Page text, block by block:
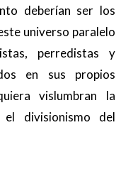
deberían ser los
universo paralelo
perredistas y
en sus propios
vislumbran la
divisionismo del